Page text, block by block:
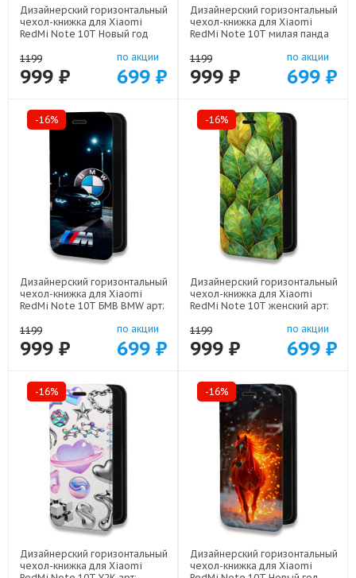
Дизайнерский горизонтальный
чехол-книжка для Xiaomi
RedMi Note 10T Новый год
1199
999 ₽
по акции
699 ₽
Дизайнерский горизонтальный
чехол-книжка для Xiaomi
RedMi Note 10T милая панда
1199
999 ₽
по акции
699 ₽
-16%
Дизайнерский горизонтальный
чехол-книжка для Xiaomi
RedMi Note 10T БМВ BMW арт:
1199
999 ₽
по акции
699 ₽
-16%
Дизайнерский горизонтальный
чехол-книжка для Xiaomi
RedMi Note 10T женский арт:
1199
999 ₽
по акции
699 ₽
-16%
Дизайнерский горизонтальный
чехол-книжка для Xiaomi
-16%
Дизайнерский горизонтальный
чехол-книжка для Xiaomi